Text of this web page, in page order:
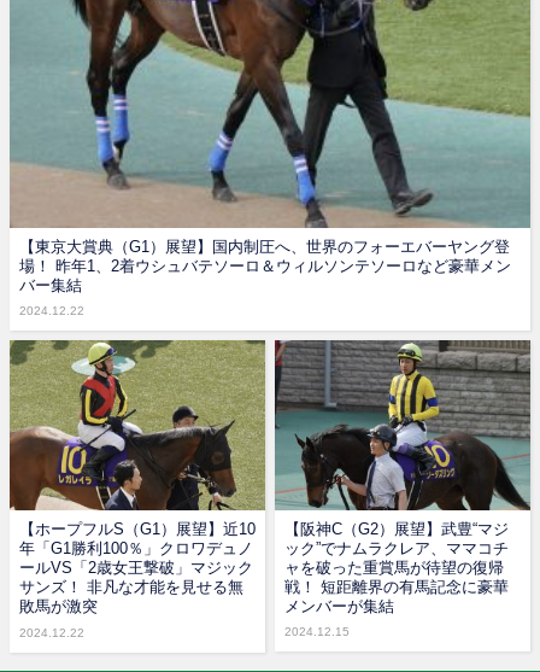
【東京大賞典（G1）展望】国内制圧へ、世界のフォーエバーヤング登
場！ 昨年1、2着ウシュバテソーロ＆ウィルソンテソーロなど豪華メン
バー集結
2024.12.22
【ホープフルS（G1）展望】近10
年「G1勝利100％」クロワデュノ
ールVS「2歳女王撃破」マジック
サンズ！ 非凡な才能を見せる無
敗馬が激突
2024.12.22
【阪神C（G2）展望】武豊“マジ
ック”でナムラクレア、ママコチ
ャを破った重賞馬が待望の復帰
戦！ 短距離界の有馬記念に豪華
メンバーが集結
2024.12.15